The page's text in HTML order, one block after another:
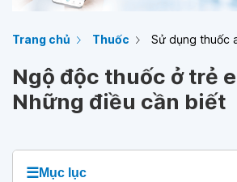
Trang chủ Thuốc Sử dụng thuốc
Ngộ độc thuốc ở trẻ
Những điều cần biết
☰Mục lục